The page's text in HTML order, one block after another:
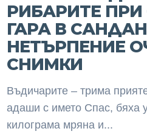
РИБАРИТЕ ПРИ
ГАРА В
НЕТЪРПЕНИЕ
СНИМКИ
Въдичарите – трима
адаши с името Спас, бяха
килограма мряна и...